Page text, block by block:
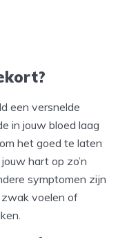
een versnelde
in jouw bloed laag
het goed te laten
hart op zo’n
symptomen zijn
zwak voelen of